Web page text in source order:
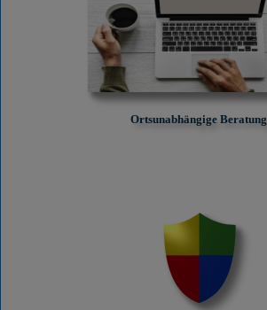
Ortsunabhängige Beratung